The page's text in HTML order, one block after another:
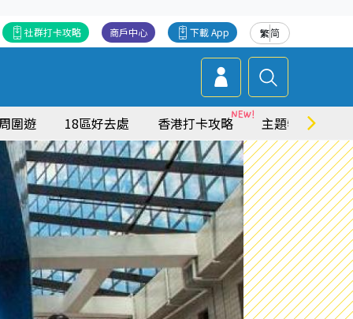
繁简
下載 App
商戶中心
社群打卡攻略
圍遊 18區好去處 香港打卡攻略 主題特集